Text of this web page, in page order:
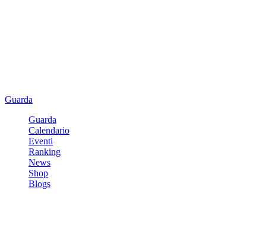
Guarda
Guarda
Calendario
Eventi
Ranking
News
Shop
Blogs